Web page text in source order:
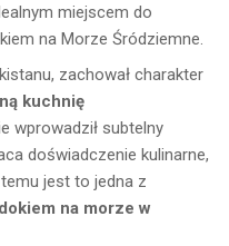
miejscem do
na Morze Śródziemne.
zachował charakter
kuchnię
wprowadził subtelny
doświadczenie kulinarne,
jest to jedna z
na morze w